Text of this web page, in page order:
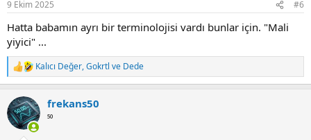
s
9 Ekim 2025 #6
Hatta babamın ayrı bir terminolojisi vardı bunlar için. "Mali
yiyici" ...
R
e
c
t
i
Kalıcı Değer,Gokrtl ve Dede
frekans50
⁵⁰